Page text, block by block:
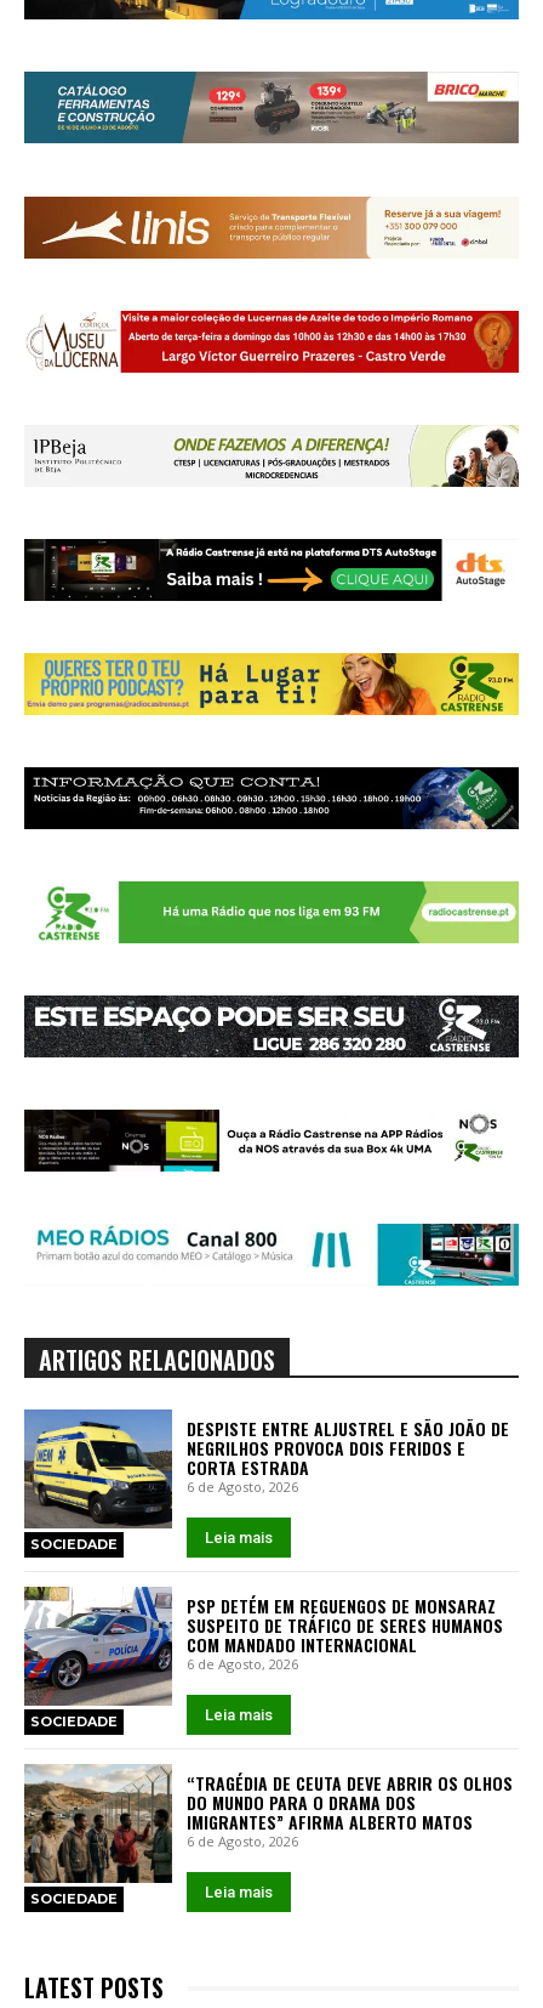
ARTIGOS RELACIONADOS
SOCIEDADE
DESPISTE ENTRE ALJUSTREL E SÃO JOÃO DE
NEGRILHOS PROVOCA DOIS FERIDOS E
CORTA ESTRADA
6 de Agosto, 2026
Leia mais
SOCIEDADE
PSP DETÉM EM REGUENGOS DE MONSARAZ
SUSPEITO DE TRÁFICO DE SERES HUMANOS
COM MANDADO INTERNACIONAL
6 de Agosto, 2026
Leia mais
SOCIEDADE
“TRAGÉDIA DE CEUTA DEVE ABRIR OS OLHOS
DO MUNDO PARA O DRAMA DOS
IMIGRANTES” AFIRMA ALBERTO MATOS
6 de Agosto, 2026
Leia mais
LATEST POSTS